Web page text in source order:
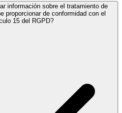
información sobre el tratamiento de
proporcionar de conformidad con el
15 del RGPD?